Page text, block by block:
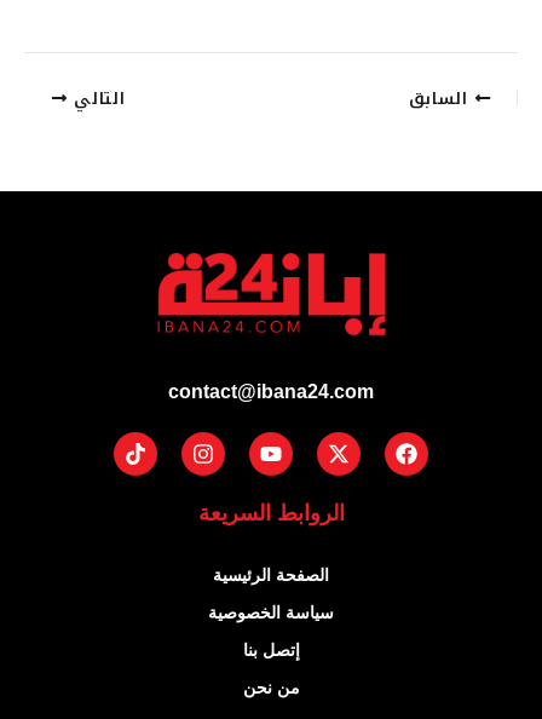
السابق التالي
contact@ibana24.com
Facebook
X-
twitter
Youtube
Instagram
Tiktok
الروابط السريعة
الصفحة الرئيسية
سياسة الخصوصية
إتصل بنا
من نحن